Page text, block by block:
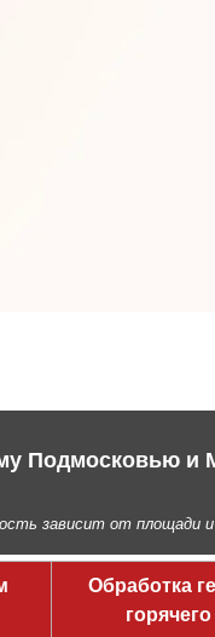
Подмосковью и
зависит от площади и
Обработка